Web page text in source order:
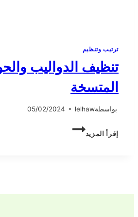
ترتيب وتنظيم
تنظيف الدواليب
المتسخة
بواسطةlelhaw
05/02/2024
إقرأ المزيد
تنظيف
الدواليب